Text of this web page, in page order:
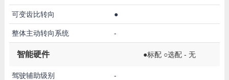
可变齿比转向 ●
整体主动转向系统 -
智能硬件 ●标配 ○选配 - 无
驾驶辅助级别 -